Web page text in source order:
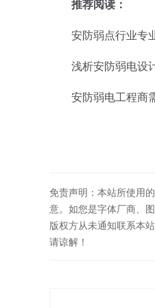
推荐阅读：
安防弱点行业专
浅析安防弱电设
安防弱电工程商
免责声明：本站所使用
意。如您是字体厂商、
版权方从未通知联系本
请谅解！